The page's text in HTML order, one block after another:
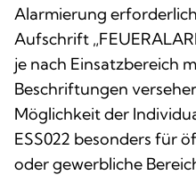
Alarmierung
Aufschrift
je nach Einsatzbereich
Beschriftungen
Möglichkeit der
ESS022 besonders für
oder gewerbliche